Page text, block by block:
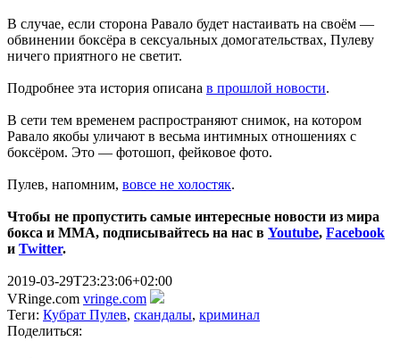
В случае, если сторона Равало будет настаивать на своём —
обвинении боксёра в сексуальных домогательствах, Пулеву
ничего приятного не светит.
Подробнее эта история описана в прошлой новости.
В сети тем временем распространяют снимок, на котором
Равало якобы уличают в весьма интимных отношениях с
боксёром. Это — фотошоп, фейковое фото.
Пулев, напомним, вовсе не холостяк.
Чтобы не пропустить самые интересные новости из мира
бокса и ММА, подписывайтесь на нас в Youtube, Facebook
и Twitter.
2019-03-29T23:23:06+02:00
VRinge.com vringe.com
Теги: Кубрат Пулев, скандалы, криминал
Поделиться: